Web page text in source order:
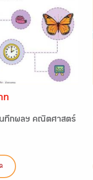
ท
ทึกผลฯ คณิตศาสตร์